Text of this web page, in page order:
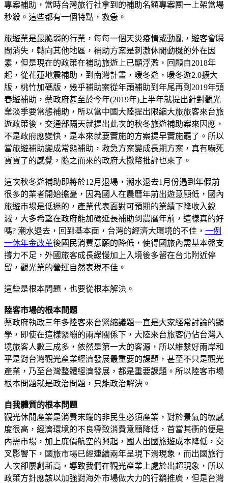
專案補助，當時台灣旅行社拿到的補助名額專案團一上架當場
秒殺。這些都有一個特點，救急。
旅遊業是最脆弱的行業，每每一個天災疫情或動亂，遊客會瞬
間消失，轉向其他地區，補助方案是刺激休閒動機的外在因
素，但是現在的政策在補助旅遊上已顯浮濫，回顧自2018年
起，從花蓮地震補助，到南灣計畫，暖冬遊，暖冬遊2.0擴大
版，桃竹加碼版，幾乎補助案從年頭補助到年尾再到2019年頭
春遊補助，蔡政府甚至於今年(2019年)上半年就提出針對觀光
業淡季要常態補助，所以當中國大陸提出限縮大旅旅客來台旅
遊政策後，交通部隔天就提出此次的秋冬旅遊補助案來因應，
不是政府應變快，是本來就要實施的方案提早實施罷了。所以
當旅遊補助變成常態補助，救急方案變成長期方案，真有嚇死
寶寶了的感覺，隨之而來的政府大撒幣批評也來了。
這次秋冬遊補助即將於12月退場，潮水退去1月份遇到年假前
很多的業者開始擔憂，因為國人在農曆年前出遊意願低，國內
旅遊市場是低迷的，產業代表面對可預期的業績下降收入銳
減，大多希望在政府能加碼延長補助到農曆年前，這樣真的好
嗎? 潮水退去，回到基本面，台灣的經濟大環境的不佳， 一例
一休年金改革後國民消費意願的降低，使得國旅內需基本盤支
撐力不足，外國旅客成長緩慢加上入境後多留在台北附近停
留，觀光業的營運自然表現不佳。
這些是根本問題，也要從根本解決。
陸客市場的根本問題
蔡政府執政三年多陸客來台緊縮議題一直是大家經常討論的顯
學，即使在這樣緊繃的兩岸關係下，大陸來台旅客仍佔台灣入
境旅客人數三成多，依然是第一大的客源，所以維繫好兩岸和
平是對台灣觀光產業經濟發展最重要的課題，甚至不只是觀光
產業，乃至台灣整體經濟發展，都是重要課題。所以陸客市場
根本問題就是政治問題，只能政治解決。
自我體質的根本問題
觀光休閒產業是消費末端的非民生必須產業，對於景氣的敏感
度很高，經濟環境的不良導致消費意願降低，首當其衝的便是
內需市場，加上廉價航空的興起，國人出國旅遊成本降低，交
叉影響下，國旅市場已經連續兩年呈現下滑現象，而出國旅行
人次卻屢創新高，導致我們在觀光產業上處於出超現象，所以
政策方針應該以加強對海外市場做大力的行銷推廣，但是台灣